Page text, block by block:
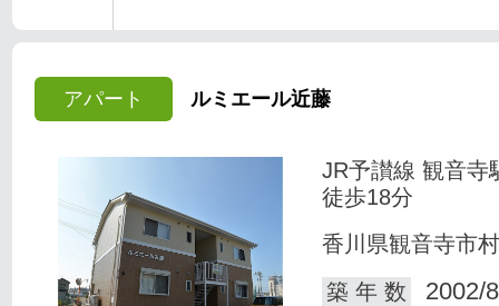
アパート ルミエール近藤
JR予讃線 観音寺
徒歩18分
香川県観音寺市
築 年 数
2002/